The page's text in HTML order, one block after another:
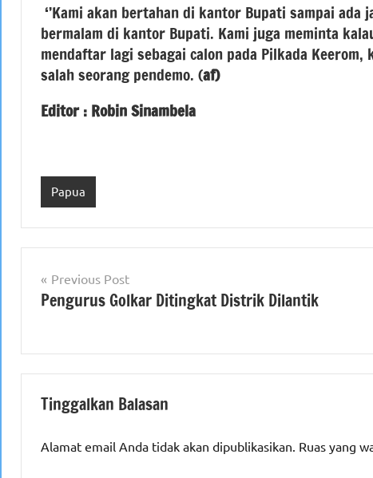
‘’Kami akan bertahan di kantor Bupati sampai
bermalam di kantor Bupati. Kami juga meminta
mendaftar lagi sebagai calon pada Pilkada Keerom,
salah seorang pendemo. (af)
Editor : Robin Sinambela
Papua
Navigasi
pos
Previous Post
Pengurus Golkar Ditingkat Distrik Dilantik
Tinggalkan Balasan
Alamat email Anda tidak akan dipublikasikan. Ruas yang